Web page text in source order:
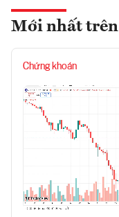
Mới nhất trên
Chứng khoán